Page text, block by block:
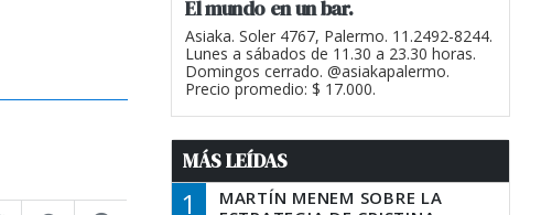
El mundo en un bar.
Asiaka. Soler 4767, Palermo. 11.2492-8244.
Lunes a sábados de 11.30 a 23.30 horas.
Domingos cerrado. @asiakapalermo.
Precio promedio: $ 17.000.
MÁS LEÍDAS
1
MARTÍN MENEM SOBRE LA